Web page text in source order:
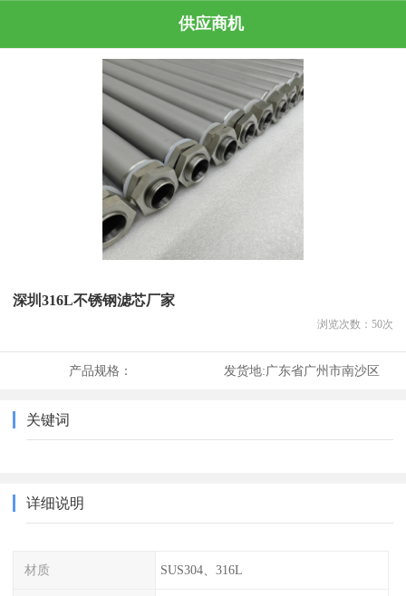
供应商机
深圳316L不锈钢滤芯厂家
浏览次数： 50次
产品规格： 发货地:广东省广州市南沙区
关键词
详细说明
材质 SUS304、316L